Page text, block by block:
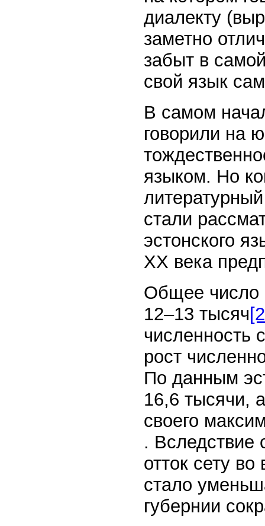
диалекту
заметно
забыт в
свой язык
В самом
говорили на
языком. Но
стали
эстонского
ХХ века
Общее число
12–13 тысяч
численность
рост
По данным
16,6 тысячи,
своего
. Вследствие
отток сету
стало
губернии